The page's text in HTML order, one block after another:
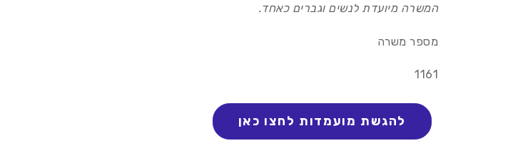
המשרה מיועדת לנשים וגברים כאחד.
מספר משרה
1161